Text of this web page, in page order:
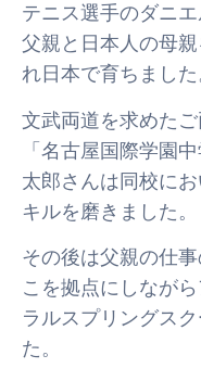
テニス選手のダニ
父親と日本人の母
れ日本で育ちました
文武両道を求めた
「名古屋国際学園
太郎さんは同校に
キルを磨きました。
その後は父親の仕
こを拠点にしなが
ラルスプリングス
た。